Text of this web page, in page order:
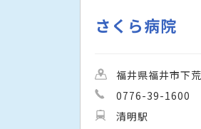
さくら病院
福井県福井市下
0776-39-1600
清明駅